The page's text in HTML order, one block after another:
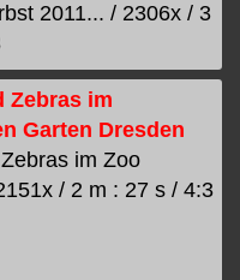
2011... / 2306x / 3
Zebras im
Garten Dresden
im Zoo
/ 2 m : 27 s / 4:3